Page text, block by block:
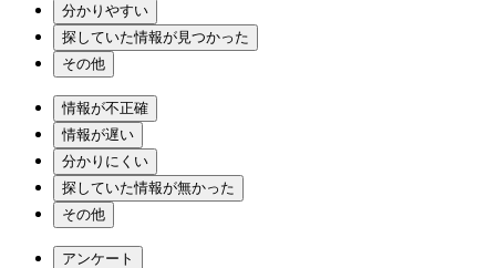
分かりやすい
探していた情報が見つかった
その他
情報が不正確
情報が遅い
分かりにくい
探していた情報が無かった
その他
アンケート